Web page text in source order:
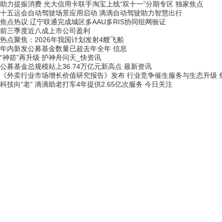
助力提振消费 光大信用卡联手淘宝上线“双十一”分期专区 独家焦点
十五运会自动驾驶场景应用启动 滴滴自动驾驶助力智慧出行
焦点热议:辽宁联通完成城区多AAU多RIS协同组网验证
前三季度近八成上市公司盈利
热点聚焦：2026年我国计划发射4艘飞船
年内新发公募基金数量已超去年全年 信息
“神箭”再升级 护神舟问天_快资讯
公募基金总规模站上36.74万亿元新高点 最新资讯
《外卖行业市场增长价值研究报告》发布 行业竞争催生服务与生态升级
科技向“老” 滴滴助老打车4年提供2.65亿次服务 今日关注